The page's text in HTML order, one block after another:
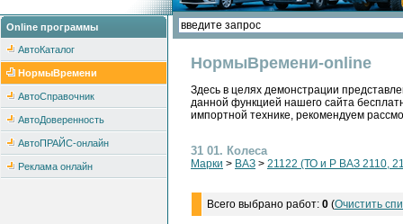
Online программы
АвтоКаталог
НормыВремени
АвтоСправочник
АвтоДоверенность
АвтоПРАЙС-онлайн
Реклама онлайн
НормыВремени-online
Здесь в целях демонстрации
данной функцией нашего сайта
импортной технике, рекомендуем
31 01. Колеса
Марки > ВАЗ > 21122 (ТО и Р ВАЗ 2110,
Всего выбрано работ: 0 (Очистить